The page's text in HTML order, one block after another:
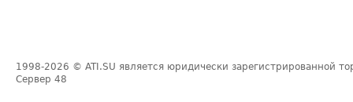
1998-2026 © ATI.SU является юридически зарегистрированной
Сервер 48